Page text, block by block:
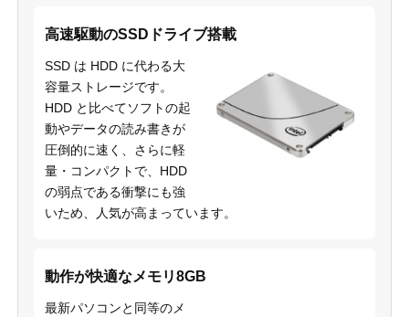
高速駆動のSSDドライブ搭載
SSD は HDD に代わる大
容量ストレージです。
HDD と比べてソフトの起
動やデータの読み書きが
圧倒的に速く、さらに軽
量・コンパクトで、HDD
の弱点である衝撃にも強
いため、人気が高まっています。
動作が快適なメモリ8GB
最新パソコンと同等のメ